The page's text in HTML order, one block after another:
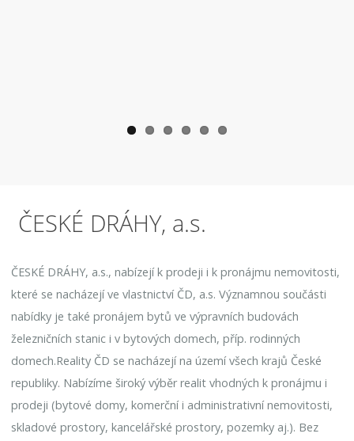
ČESKÉ DRÁHY, a.s.
ČESKÉ DRÁHY, a.s., nabízejí k prodeji i k pronájmu nemovitosti,
které se nacházejí ve vlastnictví ČD, a.s. Významnou součásti
nabídky je také pronájem bytů ve výpravních budovách
železničních stanic i v bytových domech, příp. rodinných
domech.Reality ČD se nacházejí na území všech krajů České
republiky. Nabízíme široký výběr realit vhodných k pronájmu i
prodeji (bytové domy, komerční i administrativní nemovitosti,
skladové prostory, kancelářské prostory, pozemky aj.). Bez